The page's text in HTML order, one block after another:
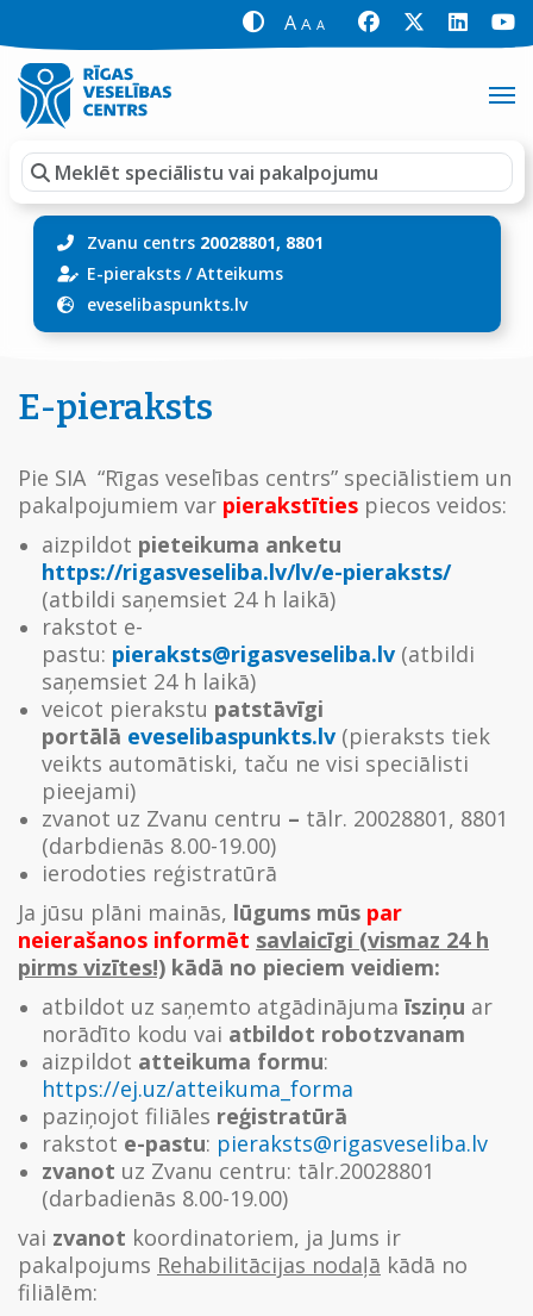
A A A
Zvanu centrs 20028801, 8801
E-pieraksts/Atteikums
eveselibaspunkts.lv
E-pieraksts
Pie SIA “Rīgas veselības centrs” speciālistiem un
pakalpojumiem var pierakstīties piecos veidos:
aizpildot pieteikuma anketu
https://rigasveseliba.lv/lv/e-pieraksts/
(atbildi saņemsiet 24 h laikā)
rakstot e-
pastu: pieraksts@rigasveseliba.lv (atbildi
saņemsiet 24 h laikā)
veicot pierakstu patstāvīgi
portālā eveselibaspunkts.lv (pieraksts tiek
veikts automātiski, taču ne visi speciālisti
pieejami)
zvanot uz Zvanu centru – tālr. 20028801, 8801
(darbdienās 8.00-19.00)
ierodoties reģistratūrā
Ja jūsu plāni mainās, lūgums mūs par
neierašanos informēt savlaicīgi (vismaz 24 h
pirms vizītes!) kādā no pieciem veidiem:
atbildot uz saņemto atgādinājuma īsziņu ar
norādīto kodu vai atbildot robotzvanam
aizpildot atteikuma formu:
https://ej.uz/atteikuma_forma
paziņojot filiāles reģistratūrā
rakstot e-pastu: pieraksts@rigasveseliba.lv
zvanot uz Zvanu centru: tālr.20028801
(darbadienās 8.00-19.00)
vai zvanot koordinatoriem, ja Jums ir
pakalpojums Rehabilitācijas nodaļā kādā no
filiālēm: